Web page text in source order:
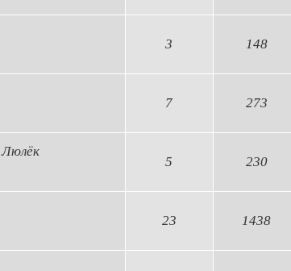
3 148
7 273
Люлёк
5 230
23 1438